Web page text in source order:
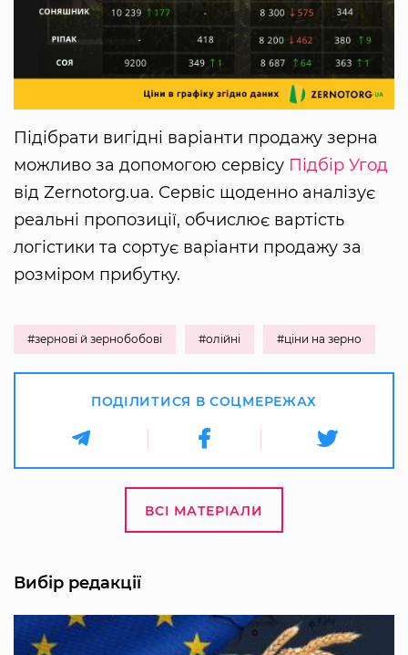
Підібрати вигідні варіанти продажу зерна
можливо за допомогою сервісу Підбір Угод
від Zernotorg.ua. Сервіс щоденно аналізує
реальні пропозиції, обчислює вартість
логістики та сортує варіанти продажу за
розміром прибутку.
#зернові й зернобобові #олійні #ціни на зерно
ПОДІЛИТИСЯ В СОЦМЕРЕЖАХ
ВСІ МАТЕРІАЛИ
Вибір редакції